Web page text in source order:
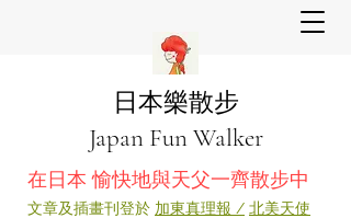
日本樂散步
Japan Fun Walker
在日本 愉快地與天父一齊散步中
​文章及插畫刊登於 加東真理報 / 北美天使